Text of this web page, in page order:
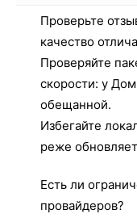
Проверьте
качество
Проверяйте
скорости: у
обещанной.
Избегайте
реже
Есть ли
провайдеров?